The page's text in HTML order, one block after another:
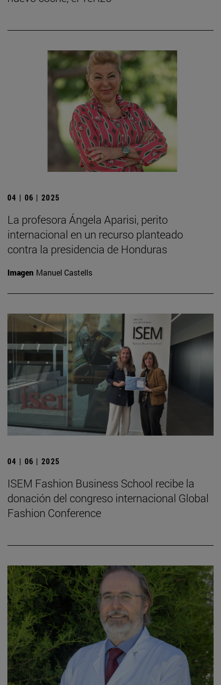
04 | 06 | 2025
La profesora Ángela Aparisi, perito
internacional en un recurso planteado
contra la presidencia de Honduras
Imagen Manuel Castells
04 | 06 | 2025
ISEM Fashion Business School recibe la
donación del congreso internacional Global
Fashion Conference